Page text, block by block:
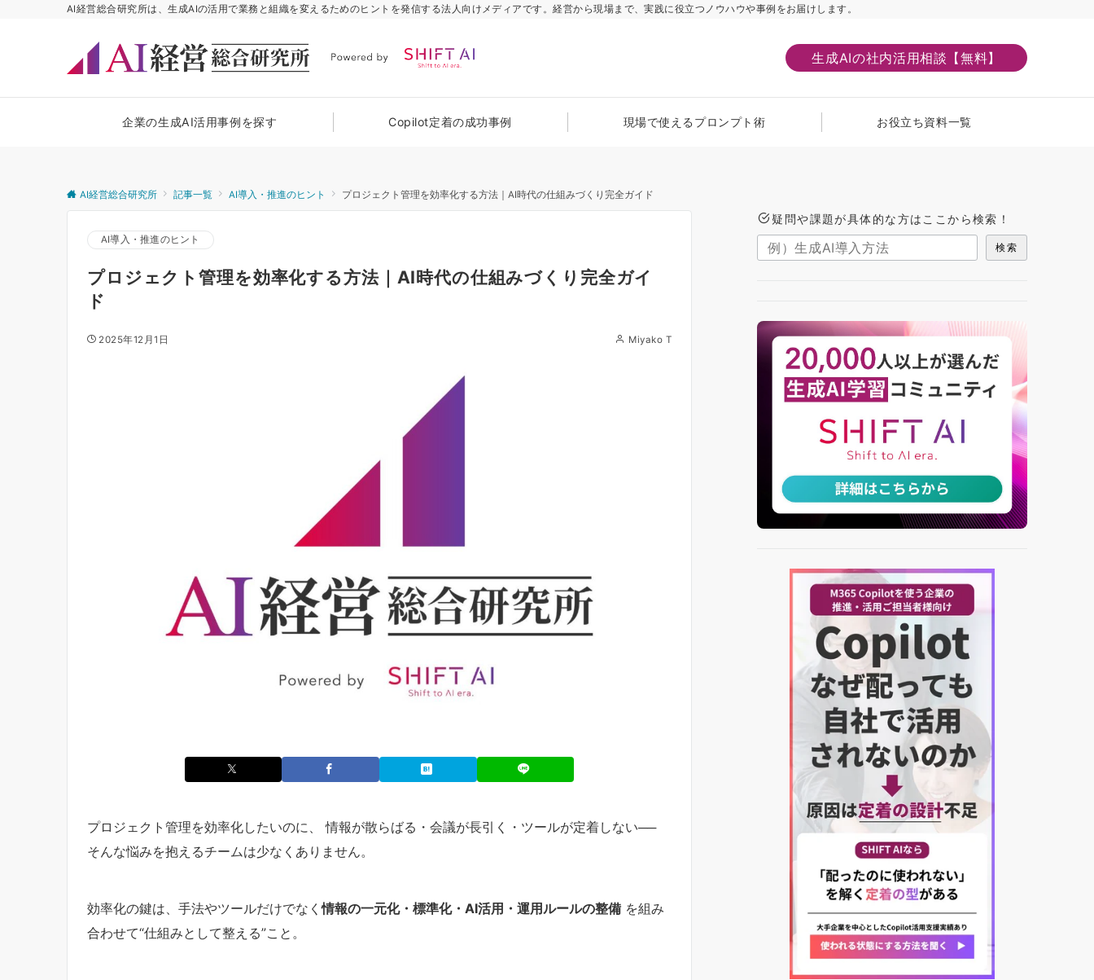
AI経営総合研究所は、生成AIの活用で業務と組織を変えるためのヒントを発信する法人向けメディアです。経営から現場まで、実践に役立つノウハウや事例をお届けします。
生成AIの社内活用相談【無料】
企業の生成AI活用事例を探す Copilot定着の成功事例 現場で使えるプロンプト術 お役立ち資料一覧
AI経営総合研究所 記事一覧 AI導入・推進のヒント プロジェクト管理を効率化する方法｜AI時代の仕組みづくり完全ガイド
AI導入・推進のヒント
プロジェクト管理を効率化する方法｜AI時代の仕組みづくり完全ガイ
ド
2025年12月1日 Miyako T
プロジェクト管理を効率化したいのに、 情報が散らばる・会議が長引く・ツールが定着しない──
そんな悩みを抱えるチームは少なくありません。
効率化の鍵は、手法やツールだけでなく情報の一元化・標準化・AI活用・運用ルールの整備 を組み
合わせて“仕組みとして整える”こと。
疑問や課題が具体的な方はここから検索！
検索